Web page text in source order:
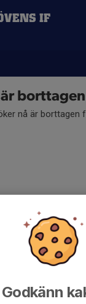
IF
borttagen
nå är borttagen
Godkänn